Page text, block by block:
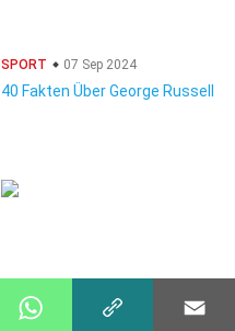
SPORT 07 Sep 2024
40 Fakten Über George Russell